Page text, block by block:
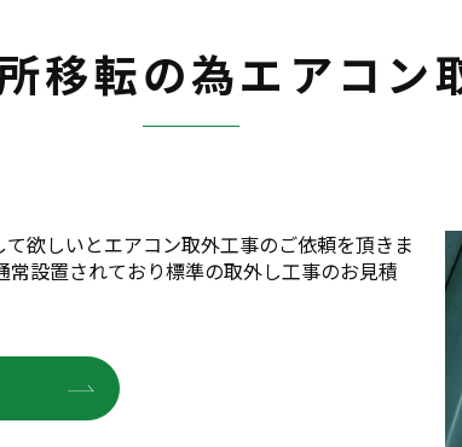
移転の為エアコン
欲しいとエアコン取外工事のご依頼を頂きま
設置されており標準の取外し工事のお見積